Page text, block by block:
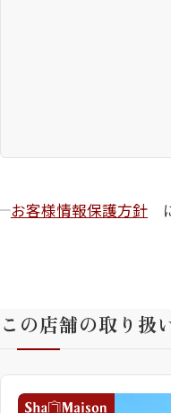
お客様情報保護方針
この店舗の取り扱